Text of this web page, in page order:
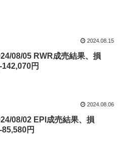
2024.08.15
08/05 RWR成売結果、損
142,070円
2024.08.06
08/02 EPI成売結果、損
85,580円